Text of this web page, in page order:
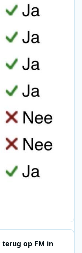
terug op FM in